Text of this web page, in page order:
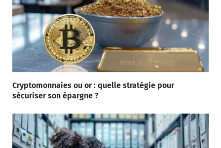
Cryptomonnaies ou or : quelle stratégie pour
sécuriser son épargne ?